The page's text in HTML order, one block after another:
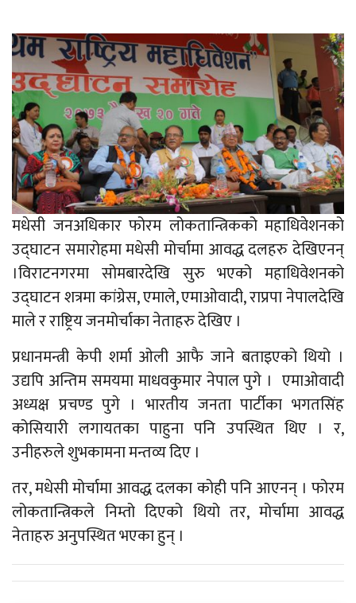
मधेसी जनअधिकार फोरम लोकतान्त्रिकको महाधिवेशनको
उद्घाटन समारोहमा मधेसी मोर्चामा आवद्ध दलहरु देखिएनन्
।विराटनगरमा सोमबारदेखि सुरु भएको महाधिवेशनको
उद्घाटन शत्रमा कांग्रेस, एमाले, एमाओवादी, राप्रपा नेपालदेखि
माले र राष्ट्रिय जनमोर्चाका नेताहरु देखिए ।
प्रधानमन्त्री केपी शर्मा ओली आफै जाने बताइएको थियो ।
उद्यपि अन्तिम समयमा माधवकुमार नेपाल पुगे । एमाओवादी
अध्यक्ष प्रचण्ड पुगे । भारतीय जनता पार्टीका भगतसिंह
कोसियारी लगायतका पाहुना पनि उपस्थित थिए । र,
उनीहरुले शुभकामना मन्तव्य दिए ।
तर, मधेसी मोर्चामा आवद्ध दलका कोही पनि आएनन् । फोरम
लोकतान्त्रिकले निम्तो दिएको थियो तर, मोर्चामा आवद्ध
नेताहरु अनुपस्थित भएका हुन् ।